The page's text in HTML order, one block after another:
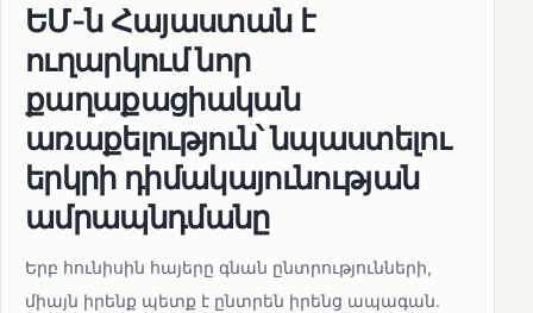
ԵՄ-ն Հայաստան է
ուղարկում նոր
քաղաքացիական
առաքելություն՝ նպաստելու
երկրի դիմակայունության
ամրապնդմանը
Երբ հունիսին հայերը գնան ընտրությունների,
միայն իրենք պետք է ընտրեն իրենց ապագան.